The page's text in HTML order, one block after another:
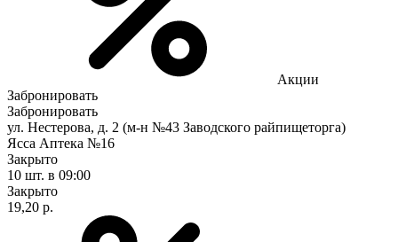
Акции
Забронировать
Забронировать
ул. Нестерова, д. 2 (м-н №43 Заводского райпищеторга)
Ясса Аптека №16
Закрыто
10 шт. в 09:00
Закрыто
19,20 р.